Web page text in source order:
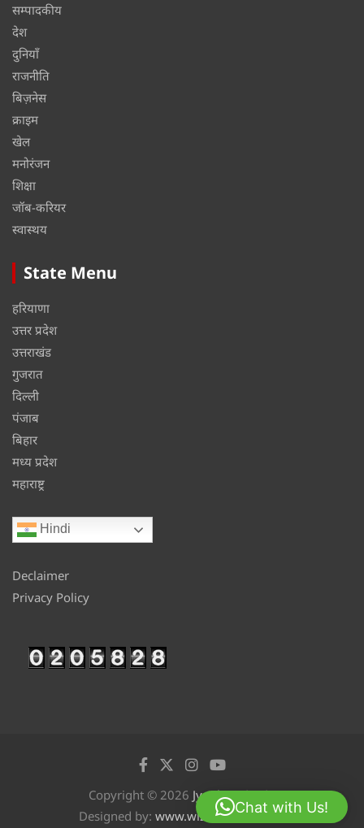
सम्पादकीय
देश
दुनियाँ
राजनीति
बिज़नेस
क्राइम
खेल
मनोरंजन
शिक्षा
जॉब-करियर
स्वास्थय
State Menu
हरियाणा
उत्तर प्रदेश
उत्तराखंड
गुजरात
दिल्ली
पंजाब
बिहार
मध्य प्रदेश
महाराष्ट्र
Hindi
Declaimer
Privacy Policy
Copyright © 2026 Jyotikan
Designed by: www.wizinfotech.com
Chat with Us!